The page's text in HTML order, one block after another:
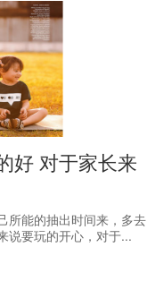
好 对于家长来
所能的抽出时间来，多去
说要玩的开心，对于...